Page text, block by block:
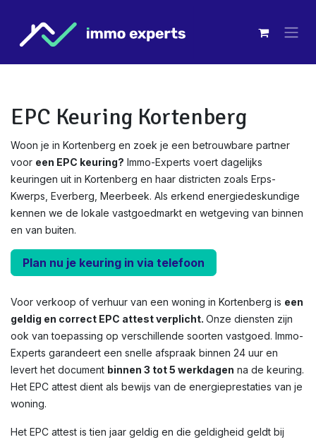
EPC Keuring Kortenberg
Woon je in Kortenberg en zoek je een betrouwbare partner
voor een EPC keuring? Immo-Experts voert dagelijks
keuringen uit in Kortenberg en haar districten zoals Erps-
Kwerps, Everberg, Meerbeek. Als erkend energiedeskundige
kennen we de lokale vastgoedmarkt en wetgeving van binnen
en van buiten.
Plan nu je keuring in via telefoon
Voor verkoop of verhuur van een woning in Kortenberg is een
geldig en correct EPC attest verplicht. Onze diensten zijn
ook van toepassing op verschillende soorten vastgoed. Immo-
Experts garandeert een snelle afspraak binnen 24 uur en
levert het document binnen 3 tot 5 werkdagen na de keuring.
Het EPC attest dient als bewijs van de energieprestaties van je
woning.
Het EPC attest is tien jaar geldig en die geldigheid geldt bij